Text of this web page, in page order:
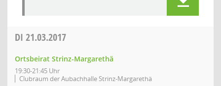
DI 21.03.2017
Ortsbeirat Strinz-Margarethä
19:30-21:45 Uhr
Clubraum der Aubachhalle Strinz-Margarethä